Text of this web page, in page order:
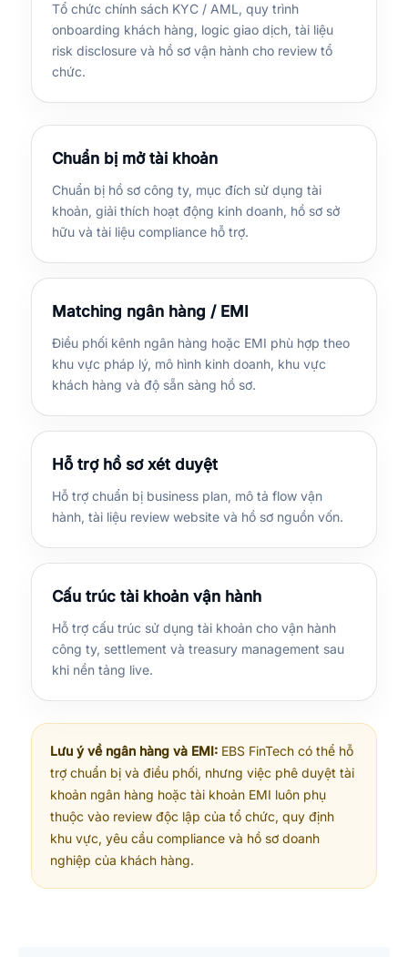
Tổ chức chính sách KYC / AML, quy trình
onboarding khách hàng, logic giao dịch, tài liệu
risk disclosure và hồ sơ vận hành cho review tổ
chức.
Chuẩn bị mở tài khoản
Chuẩn bị hồ sơ công ty, mục đích sử dụng tài
khoản, giải thích hoạt động kinh doanh, hồ sơ sở
hữu và tài liệu compliance hỗ trợ.
Matching ngân hàng / EMI
Điều phối kênh ngân hàng hoặc EMI phù hợp theo
khu vực pháp lý, mô hình kinh doanh, khu vực
khách hàng và độ sẵn sàng hồ sơ.
Hỗ trợ hồ sơ xét duyệt
Hỗ trợ chuẩn bị business plan, mô tả flow vận
hành, tài liệu review website và hồ sơ nguồn vốn.
Cấu trúc tài khoản vận hành
Hỗ trợ cấu trúc sử dụng tài khoản cho vận hành
công ty, settlement và treasury management sau
khi nền tảng live.
Lưu ý về ngân hàng và EMI: EBS FinTech có thể hỗ
trợ chuẩn bị và điều phối, nhưng việc phê duyệt tài
khoản ngân hàng hoặc tài khoản EMI luôn phụ
thuộc vào review độc lập của tổ chức, quy định
khu vực, yêu cầu compliance và hồ sơ doanh
nghiệp của khách hàng.